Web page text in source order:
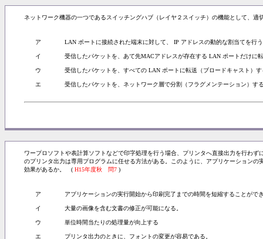
ネットワーク機器の一つであるスイッチングハブ（レイヤ２スイッチ）の機能として、
ア LAN ポートに接続された端末に対して、 IP アドレスの動的な割当てを行
イ 受信したパケットを、あて先MACアドレスが存在する LAN ポートだけに
ウ 受信したパケットを、すべての LAN ポートに転送（ブロードキャスト）す
エ 受信したパケットを、ネットワーク層で分割（フラグメンテーション）す
ワープロソフトや表計算ソフトなどで印字処理を行う場合、プリンタへ直接出力を行わ
のプリンタ出力は専用プログラムに任せる方法がある。このように、アプリケーション
効果があるか。 ( H15年度秋 問7 )
ア アプリケーションの実行開始から印刷完了までの時間を短縮することがで
イ 大量の画像を含む文書の修正が可能になる。
ウ 単位時間当たりの処理量が向上する
エ プリンタ出力のときに、フォントの変更が容易である。